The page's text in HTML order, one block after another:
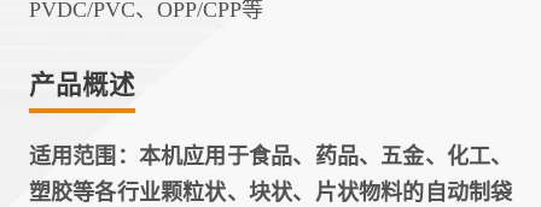
PVDC/PVC、OPP/CPP等
产品概述
适用范围：本机应用于食品、药品、五金、化工、
塑胶等各行业颗粒状、块状、片状物料的自动制袋